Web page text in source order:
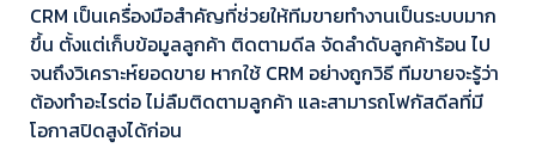
CRM เป็นเครื่องมือสำคัญที่ช่วยให้ทีมขายทำงานเป็นระบบมาก
ขึ้น ตั้งแต่เก็บข้อมูลลูกค้า ติดตามดีล จัดลำดับลูกค้าร้อน ไป
จนถึงวิเคราะห์ยอดขาย หากใช้ CRM อย่างถูกวิธี ทีมขายจะรู้ว่า
ต้องทำอะไรต่อ ไม่ลืมติดตามลูกค้า และสามารถโฟกัสดีลที่มี
โอกาสปิดสูงได้ก่อน